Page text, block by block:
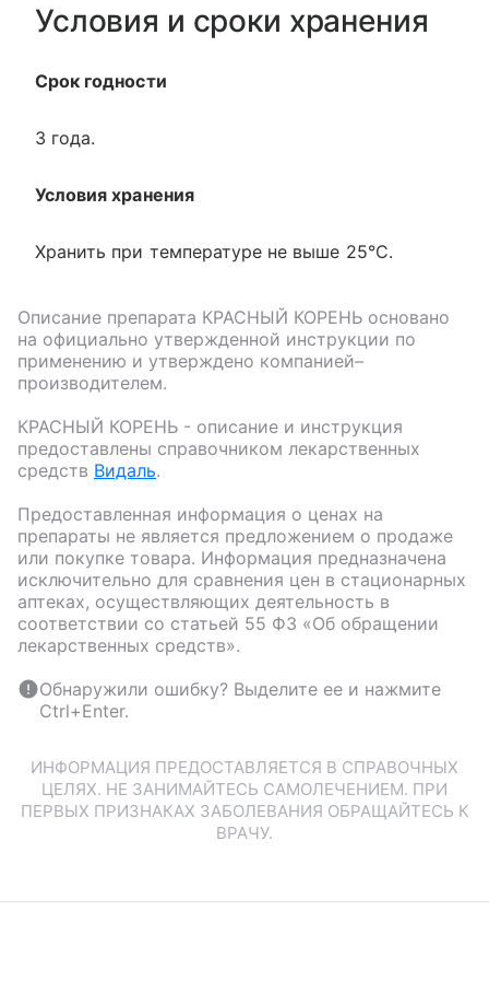
Условия и сроки хранения
Срок годности
3 года.
Условия хранения
Хранить при температуре не выше 25°С.
Описание препарата КРАСНЫЙ КОРЕНЬ основано
на официально утвержденной инструкции по
применению и утверждено компанией–
производителем.
КРАСНЫЙ КОРЕНЬ - описание и инструкция
предоставлены справочником лекарственных
средств Видаль.
Предоставленная информация о ценах на
препараты не является предложением о продаже
или покупке товара. Информация предназначена
исключительно для сравнения цен в стационарных
аптеках, осуществляющих деятельность в
соответствии со статьей 55 ФЗ «Об обращении
лекарственных средств».
Обнаружили ошибку? Выделите ее и нажмите
Ctrl+Enter.
ИНФОРМАЦИЯ ПРЕДОСТАВЛЯЕТСЯ В СПРАВОЧНЫХ
ЦЕЛЯХ. НЕ ЗАНИМАЙТЕСЬ САМОЛЕЧЕНИЕМ. ПРИ
ПЕРВЫХ ПРИЗНАКАХ ЗАБОЛЕВАНИЯ ОБРАЩАЙТЕСЬ К
ВРАЧУ.